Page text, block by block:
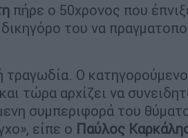
πήρε ο 50χρονος που
του να
τραγωδία. Ο
τώρα αρχίζει να
συμπεριφορά του
είπε ο Παύλος